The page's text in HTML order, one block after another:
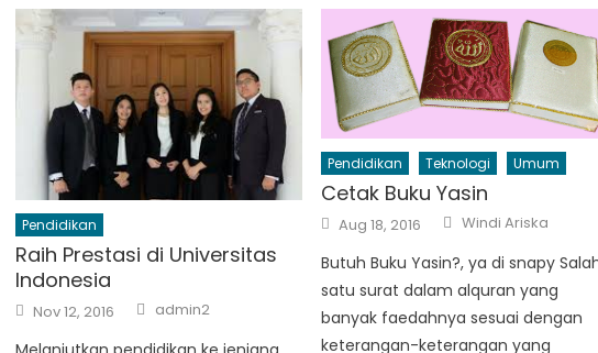
Pendidikan
Raih Prestasi di Universitas
Indonesia
Posted
on
Nov 12, 2016 Author
admin2
Pendidikan Teknologi Umum
Cetak Buku Yasin
Posted
on
Aug 18, 2016 Author
Windi Ariska
Butuh Buku Yasin?, ya di snapy
satu surat dalam alquran yang
banyak faedahnya sesuai dengan
keterangan-keterangan yang